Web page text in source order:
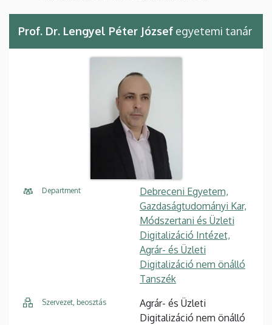
Prof. Dr. Lengyel Péter József egyetemi tanár
Department
Debreceni Egyetem,
Gazdaságtudományi Kar,
Módszertani és Üzleti
Digitalizáció Intézet,
Agrár- és Üzleti
Digitalizáció nem önálló
Tanszék
Szervezet, beosztás
Agrár- és Üzleti
Digitalizáció nem önálló